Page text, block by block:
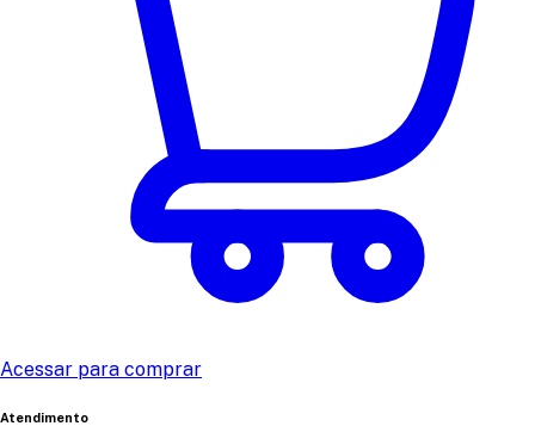
Acessar para comprar
Atendimento